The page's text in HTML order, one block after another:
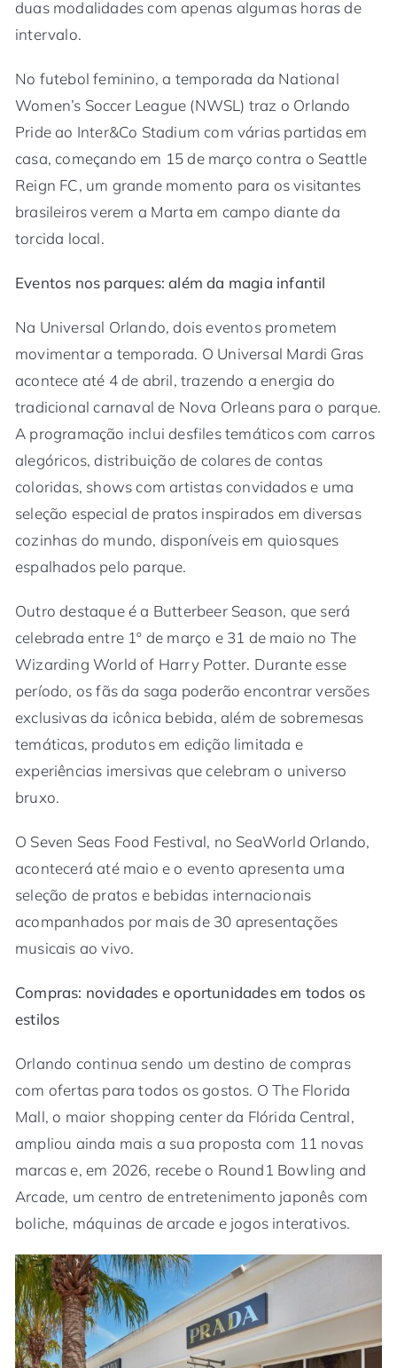
duas modalidades com apenas algumas horas de
intervalo.
No futebol feminino, a temporada da National
Women’s Soccer League (NWSL) traz o Orlando
Pride ao Inter&Co Stadium com várias partidas em
casa, começando em 15 de março contra o Seattle
Reign FC, um grande momento para os visitantes
brasileiros verem a Marta em campo diante da
torcida local.
Eventos nos parques: além da magia infantil
Na Universal Orlando, dois eventos prometem
movimentar a temporada. O Universal Mardi Gras
acontece até 4 de abril, trazendo a energia do
tradicional carnaval de Nova Orleans para o parque.
A programação inclui desfiles temáticos com carros
alegóricos, distribuição de colares de contas
coloridas, shows com artistas convidados e uma
seleção especial de pratos inspirados em diversas
cozinhas do mundo, disponíveis em quiosques
espalhados pelo parque.
Outro destaque é a Butterbeer Season, que será
celebrada entre 1º de março e 31 de maio no The
Wizarding World of Harry Potter. Durante esse
período, os fãs da saga poderão encontrar versões
exclusivas da icônica bebida, além de sobremesas
temáticas, produtos em edição limitada e
experiências imersivas que celebram o universo
bruxo.
O Seven Seas Food Festival, no SeaWorld Orlando,
acontecerá até maio e o evento apresenta uma
seleção de pratos e bebidas internacionais
acompanhados por mais de 30 apresentações
musicais ao vivo.
Compras: novidades e oportunidades em todos os
estilos
Orlando continua sendo um destino de compras
com ofertas para todos os gostos. O The Florida
Mall, o maior shopping center da Flórida Central,
ampliou ainda mais a sua proposta com 11 novas
marcas e, em 2026, recebe o Round1 Bowling and
Arcade, um centro de entretenimento japonês com
boliche, máquinas de arcade e jogos interativos.